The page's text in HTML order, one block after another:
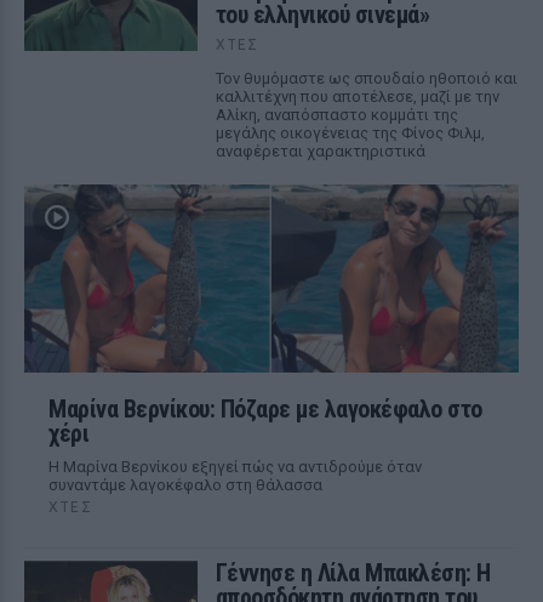
του ελληνικού σινεμά»
ΧΤΕΣ
Τον θυμόμαστε ως σπουδαίο ηθοποιό και
καλλιτέχνη που αποτέλεσε, μαζί με την
Αλίκη, αναπόσπαστο κομμάτι της
μεγάλης οικογένειας της Φίνος Φιλμ,
αναφέρεται χαρακτηριστικά
Μαρίνα Βερνίκου: Πόζαρε με λαγοκέφαλο στο
χέρι
Η Μαρίνα Βερνίκου εξηγεί πώς να αντιδρούμε όταν
συναντάμε λαγοκέφαλο στη θάλασσα
ΧΤΕΣ
Γέννησε η Λίλα Μπακλέση: Η